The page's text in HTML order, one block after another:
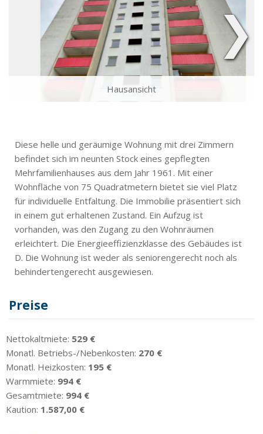
Hausansicht
❯
Diese helle und geräumige Wohnung mit drei Zimmern
befindet sich im neunten Stock eines gepflegten
Mehrfamilienhauses aus dem Jahr 1961. Mit einer
Wohnfläche von 75 Quadratmetern bietet sie viel Platz
für individuelle Entfaltung. Die Immobilie präsentiert sich
in einem gut erhaltenen Zustand. Ein Aufzug ist
vorhanden, was den Zugang zu den Wohnräumen
erleichtert. Die Energieeffizienzklasse des Gebäudes ist
D. Die Wohnung ist weder als seniorengerecht noch als
behindertengerecht ausgewiesen.
Preise
Nettokaltmiete: 529 €
Monatl. Betriebs-/Nebenkosten: 270 €
Monatl. Heizkosten: 195 €
Warmmiete: 994 €
Gesamtmiete: 994 €
Kaution: 1.587,00 €